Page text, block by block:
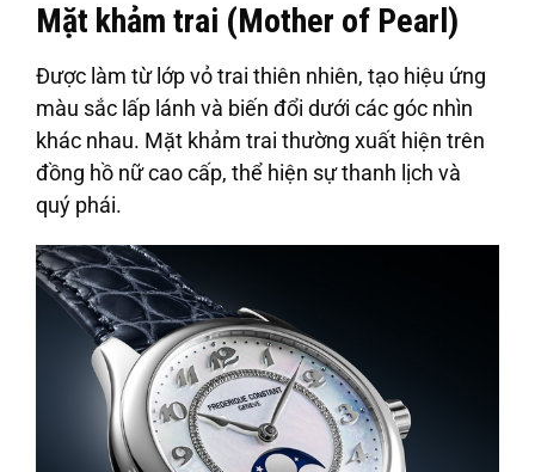
Mặt khảm trai (Mother of Pearl)
Được làm từ lớp vỏ trai thiên nhiên, tạo hiệu ứng
màu sắc lấp lánh và biến đổi dưới các góc nhìn
khác nhau. Mặt khảm trai thường xuất hiện trên
đồng hồ nữ cao cấp, thể hiện sự thanh lịch và
quý phái.